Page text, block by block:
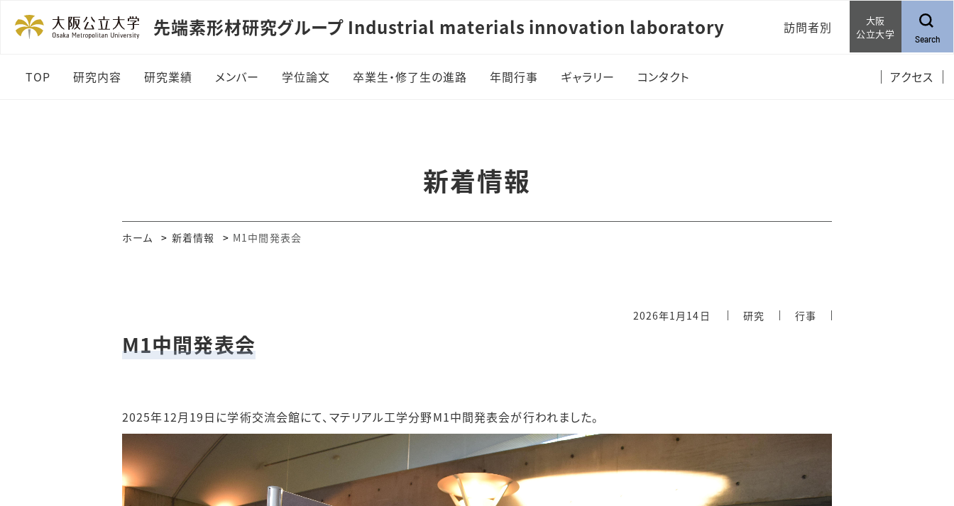
先端素形材研究グループ Industrial materials innovation laboratory 訪問者別
大阪
公立大学
Search
TOP 研究内容 研究業績 メンバー 学位論文 卒業生・修了生の進路 年間行事 ギャラリー コンタクト アクセス
新着情報
ホーム 新着情報 M1中間発表会
2026年1月14日 研究 行事
M1中間発表会
2025年12月19日に学術交流会館にて、マテリアル工学分野M1中間発表会が行われました。